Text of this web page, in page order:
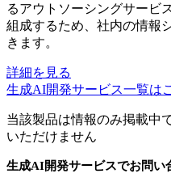
るアウトソーシングサービ
組成するため、社内の情報
きます。
詳細を見る
生成AI開発サービス一覧は
当該製品は情報のみ掲載中
いただけません
生成AI開発サービスでお問い